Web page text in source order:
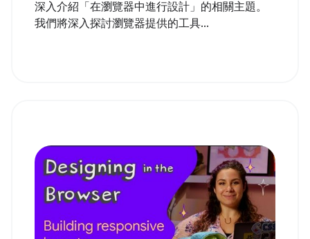
深入介紹「在瀏覽器中進行設計」的相關主題。
我們將深入探討瀏覽器提供的工具...